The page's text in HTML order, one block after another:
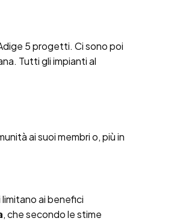
5 progetti. Ci sono poi
Tutti gli impianti al
ai suoi membri o, più in
ai benefici
, che secondo le stime